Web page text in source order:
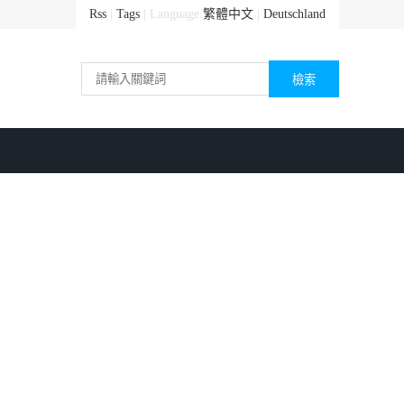
Rss Tags | Language: 繁體中文 Deutschland